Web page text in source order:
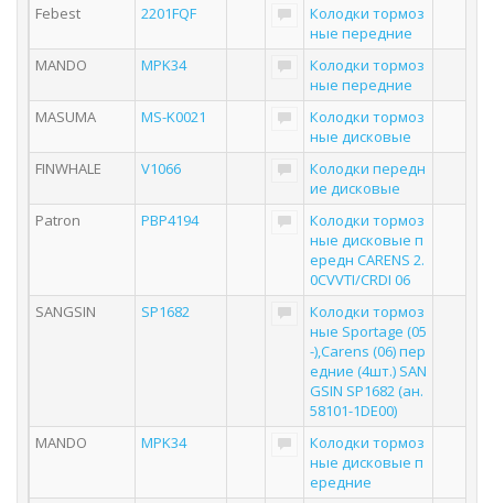
Febest
2201FQF
Колодки тормоз
ные передние
MANDO
MPK34
Колодки тормоз
ные передние
MASUMA
MS-K0021
Колодки тормоз
ные дисковые
FINWHALE
V1066
Колодки передн
ие дисковые
Patron
PBP4194
Колодки тормоз
ные дисковые п
ередн CARENS 2.
0CVVTI/CRDI 06
SANGSIN
SP1682
Колодки тормоз
ные Sportage (05
-),Carens (06) пер
едние (4шт.) SAN
GSIN SP1682 (ан.
58101-1DE00)
MANDO
MPK34
Колодки тормоз
ные дисковые п
ередние